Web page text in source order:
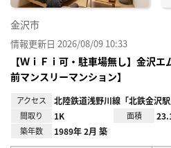
金沢市
情報更新日 2026/08/09 10:33
【ＷｉＦｉ可・駐車場無し】金沢
前マンスリーマンション】
アクセス 北陸鉄道浅野川線「北鉄金沢
間取り 1K 面積
築年数 1989年 2月 築